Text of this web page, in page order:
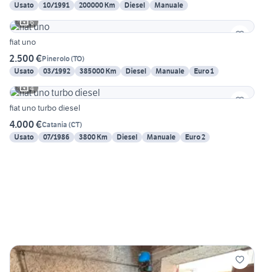
Usato
10/1991 200000 Km Diesel
Manuale
6
fiat uno
2.500 €Pinerolo(TO)
Usato
03/1992 385000 Km Diesel Manuale
Euro 1
4
fiat uno turbo diesel
4.000 €Catania (CT)
Usato
07/1986 3800 Km Diesel Manuale Euro 2